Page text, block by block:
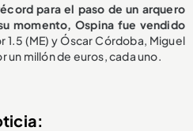
para el paso de un arquero
momento, Ospina fue vendido
1.5 (ME) y Óscar Córdoba, Miguel
un millón de euros, cada uno.